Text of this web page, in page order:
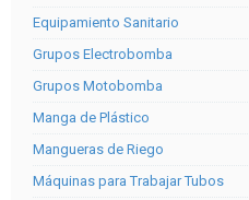
Equipamiento Sanitario
Grupos Electrobomba
Grupos Motobomba
Manga de Plástico
Mangueras de Riego
Máquinas para Trabajar Tubos